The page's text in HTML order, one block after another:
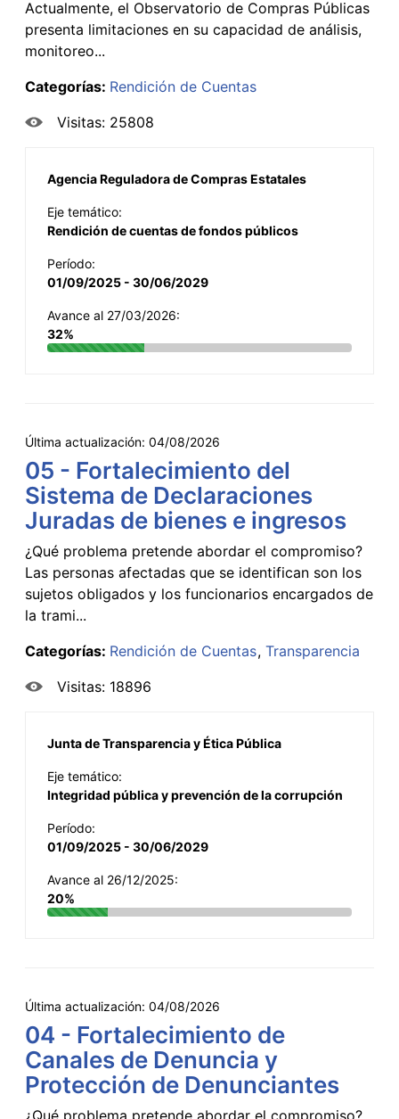
Actualmente, el Observatorio de Compras Públicas
presenta limitaciones en su capacidad de análisis,
monitoreo...
Categorías: Rendición de Cuentas
Visitas: 25808
Agencia Reguladora de Compras Estatales
Eje temático:
Rendición de cuentas de fondos públicos
Período:
01/09/2025 - 30/06/2029
Avance al 27/03/2026:
32%
Última actualización: 04/08/2026
05 - Fortalecimiento del
Sistema de Declaraciones
Juradas de bienes e ingresos
¿Qué problema pretende abordar el compromiso?
Las personas afectadas que se identifican son los
sujetos obligados y los funcionarios encargados de
la trami...
Categorías: Rendición de Cuentas Transparencia
Visitas: 18896
Junta de Transparencia y Ética Pública
Eje temático:
Integridad pública y prevención de la corrupción
Período:
01/09/2025 - 30/06/2029
Avance al 26/12/2025:
20%
Última actualización: 04/08/2026
04 - Fortalecimiento de
Canales de Denuncia y
Protección de Denunciantes
¿Qué problema pretende abordar el compromiso?